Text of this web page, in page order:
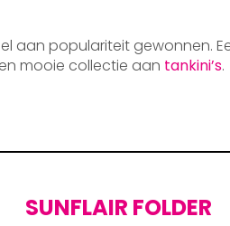
aan populariteit gewonnen.
mooie collectie aan tankini’s.
SUNFLAIR FOLDER